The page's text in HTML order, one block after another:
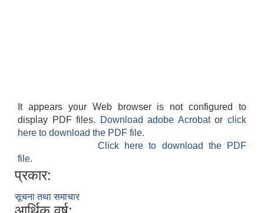
It appears your Web browser is not configured to
display PDF files.
Download adobe Acrobatorclick
here to download the PDF file.
Click here to download the PDF
file.
प्रकार:
सूचना तथा समाचार